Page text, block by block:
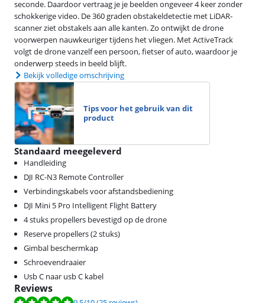
seconde. Daardoor vertraag je je beelden ongeveer 4 keer zonder
schokkerige video. De 360 graden obstakeldetectie met LiDAR-
scanner ziet obstakels aan alle kanten. Zo ontwijkt de drone
voorwerpen nauwkeuriger tijdens het vliegen. Met ActiveTrack
volgt de drone vanzelf een persoon, fietser of auto, waardoor je
onderwerp steeds in beeld blijft.
Bekijk volledige omschrijving
Tips voor het gebruik van dit
product
Standaard meegeleverd
Handleiding
DJI RC-N3 Remote Controller
Verbindingskabels voor afstandsbediening
DJI Mini 5 Pro Intelligent Flight Battery
4 stuks propellers bevestigd op de drone
Reserve propellers (2 stuks)
Gimbal beschermkap
Schroevendraaier
Usb C naar usb C kabel
Reviews